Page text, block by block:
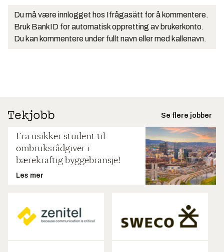
Du må være innlogget hos Ifrågasätt for å kommentere.
Bruk BankID for automatisk oppretting av brukerkonto.
Du kan kommentere under fullt navn eller med kallenavn.
Se flere jobber
Fra usikker student til
ombruksrådgiver i
bærekraftig byggebransje!
Les mer